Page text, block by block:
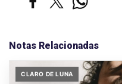
Notas Relacionadas
CLARO DE LUNA